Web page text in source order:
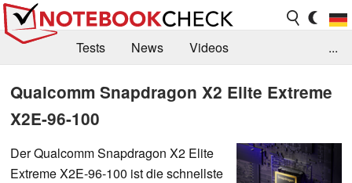
Tests News
Videos
Kaufberatung
Forum
...
Qualcomm Snapdragon X2 Elite Extreme
X2E-96-100
Der Qualcomm Snapdragon X2 Elite
Extreme X2E-96-100 ist die schnellste